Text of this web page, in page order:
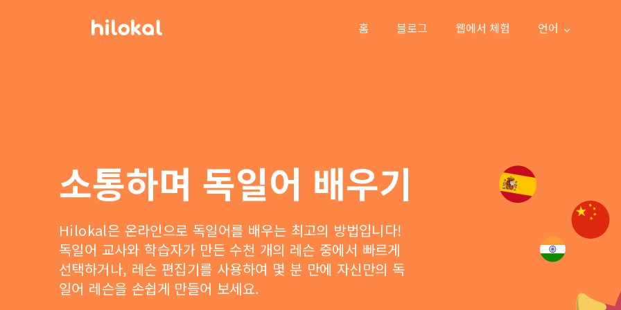
홈 블로그 웹에서 체험 언어
소통하며 독일어 배우기
Hilokal은 온라인으로 독일어를 배우는 최고의 방법입니다!
독일어 교사와 학습자가 만든 수천 개의 레슨 중에서 빠르게
선택하거나, 레슨 편집기를 사용하여 몇 분 만에 자신만의 독
일어 레슨을 손쉽게 만들어 보세요.